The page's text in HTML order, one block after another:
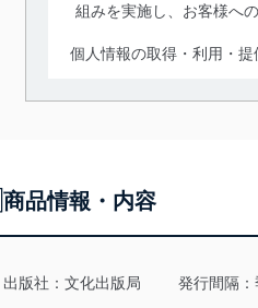
組みを実施し、お客様へ
個人情報の取得・利用・提
当社は、個人情報の取得
法令遵守
令及びその他の規範を常
商品情報・内容
出版社： 文化出版局 発行間隔：